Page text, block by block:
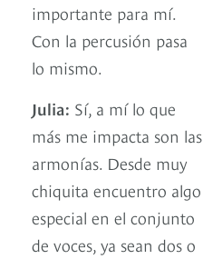
importante para mí.
Con la percusión pasa
lo mismo.
Julia: Sí, a mí lo que
más me impacta son las
armonías. Desde muy
chiquita encuentro algo
especial en el conjunto
de voces, ya sean dos o